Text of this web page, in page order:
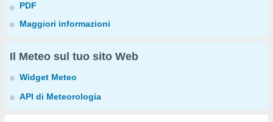
PDF
Maggiori informazioni
Il Meteo sul tuo sito Web
Widget Meteo
API di Meteorologia